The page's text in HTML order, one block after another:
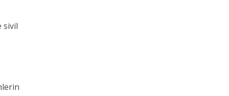
sivil